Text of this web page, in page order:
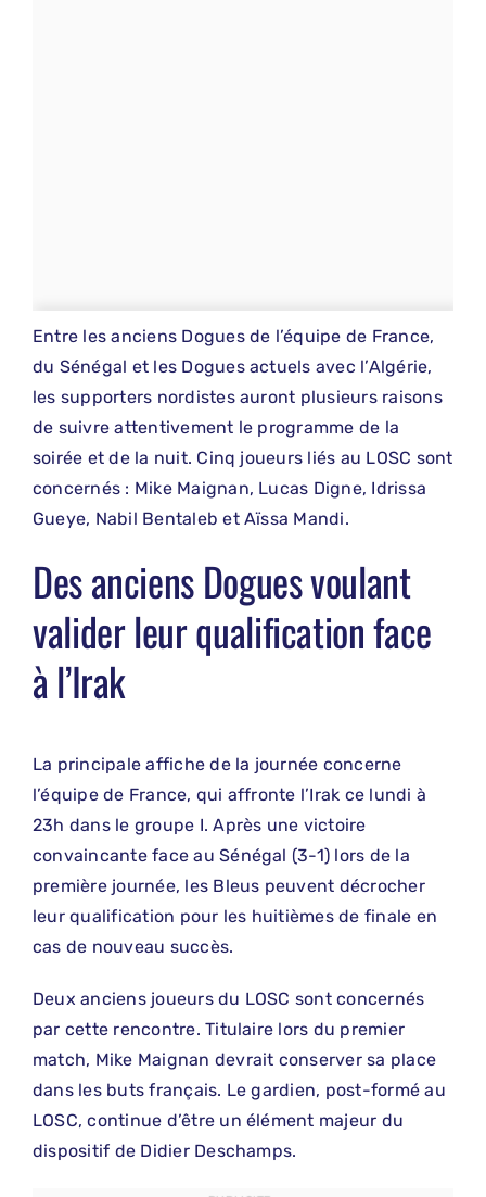
Entre les anciens Dogues de l’équipe de France,
du Sénégal et les Dogues actuels avec l’Algérie,
les supporters nordistes auront plusieurs raisons
de suivre attentivement le programme de la
soirée et de la nuit. Cinq joueurs liés au LOSC sont
concernés : Mike Maignan, Lucas Digne, Idrissa
Gueye, Nabil Bentaleb et Aïssa Mandi.
Des anciens Dogues voulant
valider leur qualification face
à l’Irak
La principale affiche de la journée concerne
l’équipe de France, qui affronte l’Irak ce lundi à
23h dans le groupe I. Après une victoire
convaincante face au Sénégal (3-1) lors de la
première journée, les Bleus peuvent décrocher
leur qualification pour les huitièmes de finale en
cas de nouveau succès.
Deux anciens joueurs du LOSC sont concernés
par cette rencontre. Titulaire lors du premier
match, Mike Maignan devrait conserver sa place
dans les buts français. Le gardien, post-formé au
LOSC, continue d’être un élément majeur du
dispositif de Didier Deschamps.